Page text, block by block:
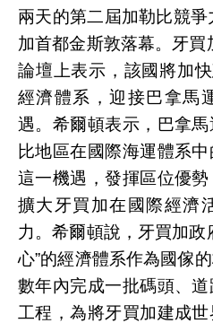
兩天的第二屆加勒比競
加首都金斯敦落幕。牙買
論壇上表示，該國將加
經濟體系，迎接巴拿馬
遇。希爾頓表示，巴拿
比地區在國際海運體系
這一機遇，發揮區位優勢
擴大牙買加在國際經濟
力。希爾頓說，牙買加政
心”的經濟體系作為國傢
數年內完成一批碼頭、
工程，為將牙買加建成